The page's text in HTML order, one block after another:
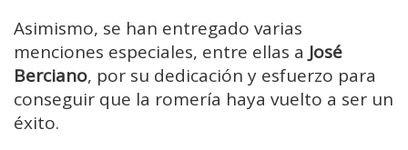
Asimismo, se han entregado varias
menciones especiales, entre ellas a José
Berciano, por su dedicación y esfuerzo para
conseguir que la romería haya vuelto a ser un
éxito.